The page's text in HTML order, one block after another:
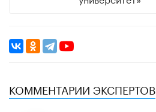
КОММЕНТАРИИ ЭКСПЕРТОВ